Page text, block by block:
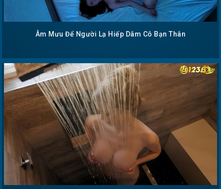
Âm Mưu Để Người Lạ Hiếp Dâm Cô Bạn Thân